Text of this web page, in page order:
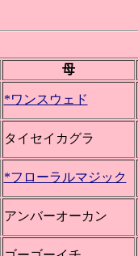
母
*ワンスウェド
タイセイカグラ
*フローラルマジック
アンバーオーカン